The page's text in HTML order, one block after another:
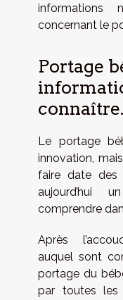
informations
concernant le
Portage
connaître.
Le portage
innovation,
faire date des
aujourd’hui
comprendre
Après
auquel sont
portage du
par toutes les